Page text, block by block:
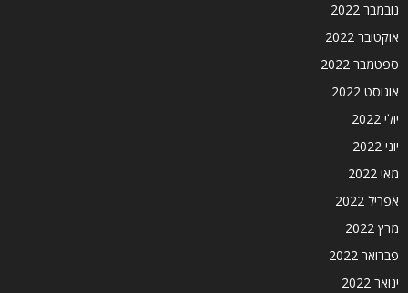
נובמבר 2022
אוקטובר 2022
ספטמבר 2022
אוגוסט 2022
יולי 2022
יוני 2022
מאי 2022
אפריל 2022
מרץ 2022
פברואר 2022
ינואר 2022